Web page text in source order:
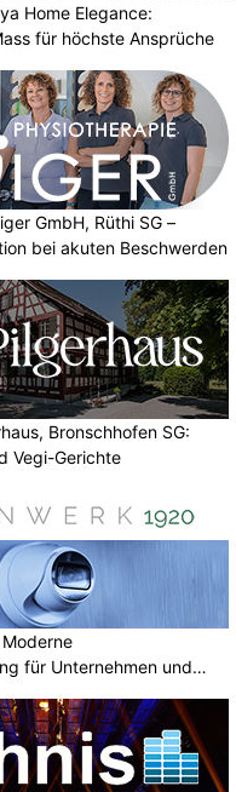
Home Elegance:
für höchste Ansprüche
GmbH, Rüthi SG –
bei akuten Beschwerden
Bronschhofen SG:
Vegi-Gerichte
für Unternehmen und